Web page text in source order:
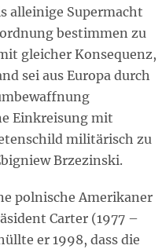
alleinige Supermacht
bestimmen zu
gleicher Konsequenz,
sei aus Europa durch
Einkreisung mit
militärisch zu
Brzezinski.
polnische Amerikaner
Carter (1977 –
er 1998, dass die